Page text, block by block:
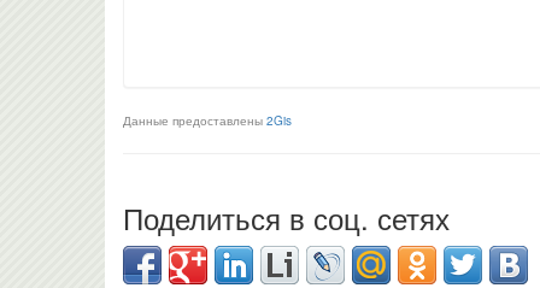
Данные предоставлены 2Gis
Поделиться в соц. сетях